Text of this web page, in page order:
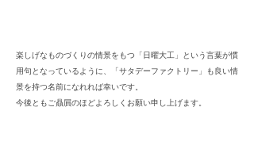
楽しげなものづくりの情景をもつ「日曜大工」という言葉が慣
用句となっているように、
「サタデーファクトリー」も良い情
景を持つ名前になれれば幸いです。
今後ともご贔屓のほどよろしくお願い申し上げます。